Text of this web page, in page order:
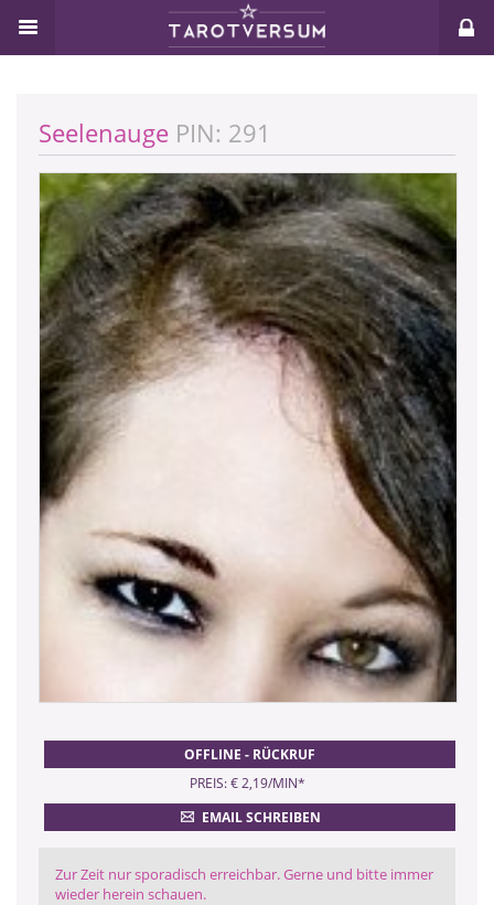
Seelenauge PIN: 291
OFFLINE - RÜCKRUF
PREIS: € 2,19/MIN*
EMAIL SCHREIBEN
Zur Zeit nur sporadisch erreichbar. Gerne und bitte immer
wieder herein schauen.